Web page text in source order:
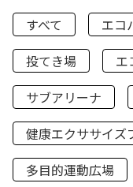
すべて エコ
投てき場
エ
サブアリーナ
健康エクササイズ
多目的運動広場